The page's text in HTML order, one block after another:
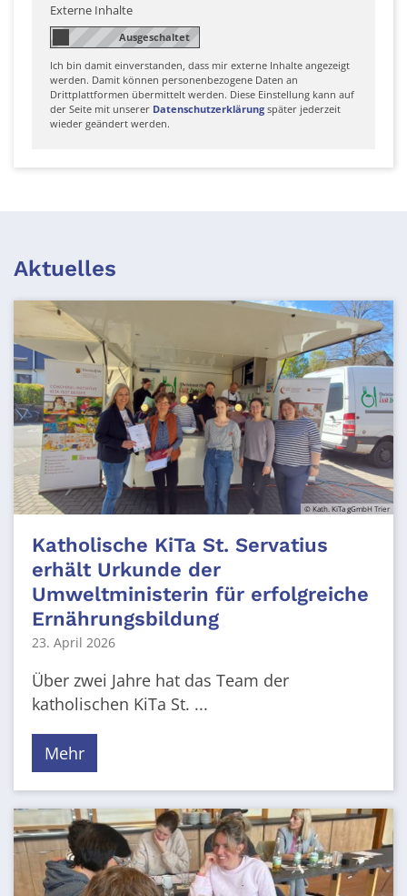
Externe Inhalte
Ich bin damit einverstanden, dass mir externe Inhalte angezeigt
werden. Damit können personenbezogene Daten an
Drittplattformen übermittelt werden. Diese Einstellung kann auf
der Seite mit unserer Datenschutzerklärung später jederzeit
wieder geändert werden.
Aktuelles
© Kath. KiTa gGmbH Trier
Katholische KiTa St. Servatius
erhält Urkunde der
Umweltministerin für erfolgreiche
Ernährungsbildung
23. April 2026
Über zwei Jahre hat das Team der
katholischen KiTa St. ...
Mehr